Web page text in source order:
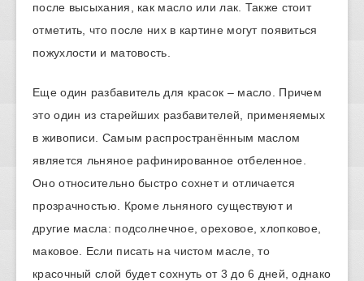
после высыхания, как масло или лак. Также стоит
отметить, что после них в картине могут появиться
пожухлости и матовость.
Еще один разбавитель для красок – масло. Причем
это один из старейших разбавителей, применяемых
в живописи. Самым распространённым маслом
является льняное рафинированное отбеленное.
Оно относительно быстро сохнет и отличается
прозрачностью. Кроме льняного существуют и
другие масла: подсолнечное, ореховое, хлопковое,
маковое. Если писать на чистом масле, то
красочный слой будет сохнуть от 3 до 6 дней, однако